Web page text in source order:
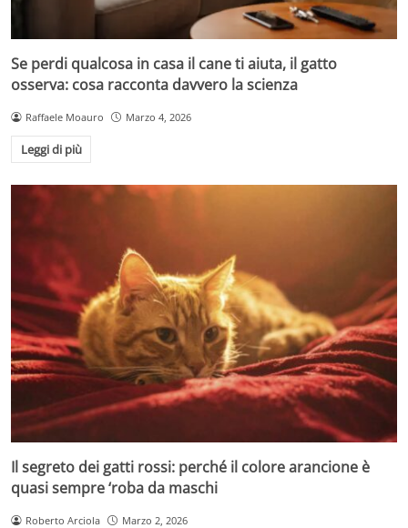
Se perdi qualcosa in casa il cane ti aiuta, il gatto
osserva: cosa racconta davvero la scienza
Raffaele Moauro Marzo 4, 2026
Leggi di più
Il segreto dei gatti rossi: perché il colore arancione è
quasi sempre ‘roba da maschi
Roberto Arciola Marzo 2, 2026